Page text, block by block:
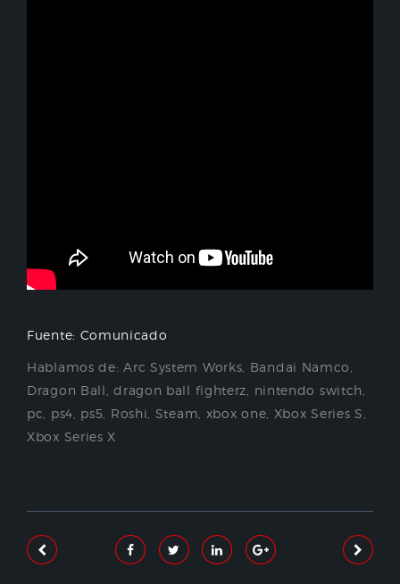
Fuente: Comunicado
Hablamos de:Arc System Works Bandai Namco
Dragon Ball ,dragon ball fighterz nintendo switch
pc
ps4 ps5 Roshi Steam xbox one Xbox Series S
Xbox Series X